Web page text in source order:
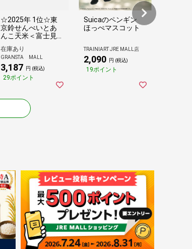
☆2025年 1位☆東
京鈴せんべいとあ
んこ天米＜富士見
在庫あり
GRANSTA MALL
3,187 円 (税込)
29ポイント
Suicaのペンギン
ほっぺマスコット
TRAINIART JRE MALL店
2,090 円 (税込)
19ポイント